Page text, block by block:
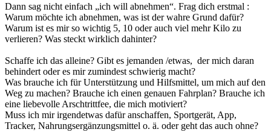
Dann sag nicht einfach „ich will abnehmen“. Frag dich erstmal :
Warum möchte ich abnehmen, was ist der wahre Grund dafür?
Warum ist es mir so wichtig 5, 10 oder auch viel mehr Kilo zu
verlieren? Was steckt wirklich dahinter?
Schaffe ich das alleine? Gibt es jemanden /etwas, der mich daran
behindert oder es mir zumindest schwierig macht?
Was brauche ich für Unterstützung und Hilfsmittel, um mich auf den
Weg zu machen? Brauche ich einen genauen Fahrplan? Brauche ich
eine liebevolle Arschtrittfee, die mich motiviert?
Muss ich mir irgendetwas dafür anschaffen, Sportgerät, App,
Tracker, Nahrungsergänzungsmittel o. ä. oder geht das auch ohne?